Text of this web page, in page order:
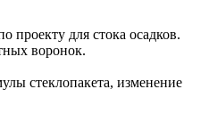
проекту для стока осадков.
воронок.
стеклопакета, изменение